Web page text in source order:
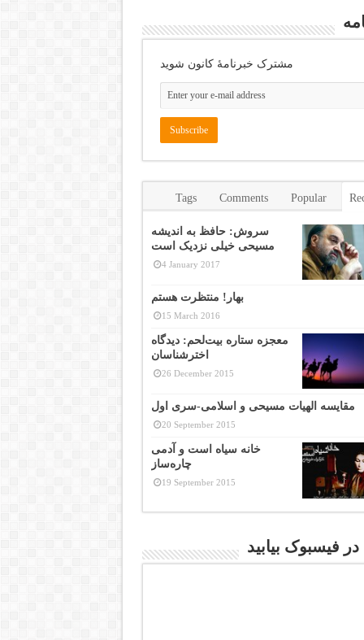
مشترک خبرنامهٔ کانون شوید
Popular
Comments
Tags
سروش: حافظ به اندیشه
مسیحی خیلی نزدیک است
4 January 2017
بهار! منتظرت هستم
15 March 2016
معجزه ستاره بیت‌لحم: دیدگاه
اخترشناسان
26 December 2015
مقایسه الهیات مسیحی و اسلامی-سری اول
20 September 2015
خانه سیاه است و آدمی
چاره‌ساز
19 September 2015
در فیسبوک بیابید